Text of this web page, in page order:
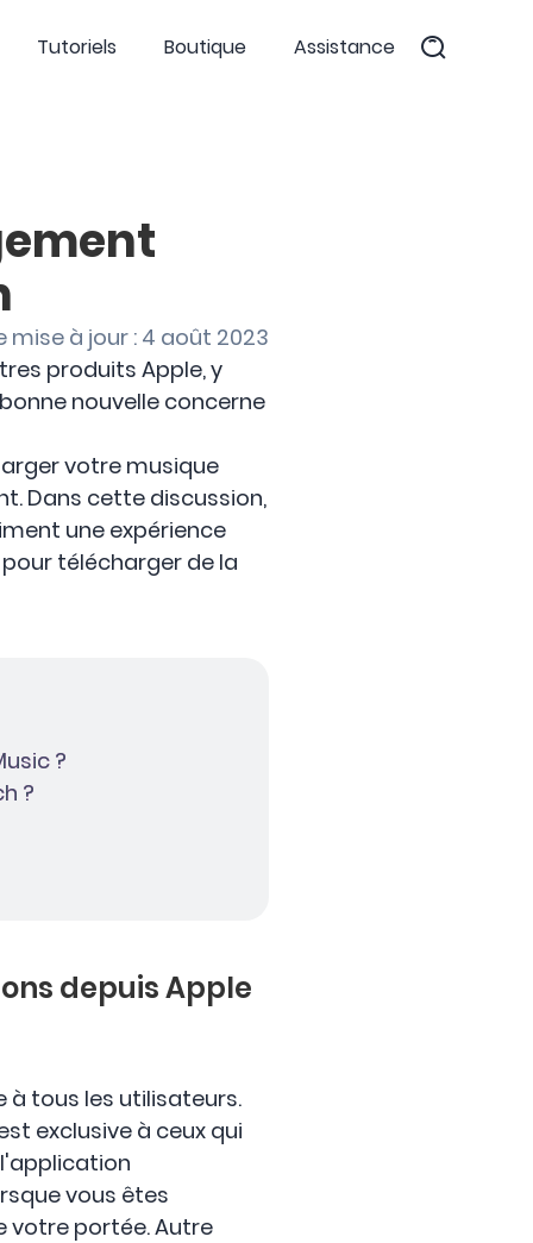
Tutoriels Boutique Assistance
mise à jour : 4 août 2023
produits Apple, y
nouvelle concerne
votre musique
Dans cette discussion,
une expérience
télécharger de la
?
?
depuis Apple
tous les utilisateurs.
exclusive à ceux qui
vous êtes
votre portée. Autre